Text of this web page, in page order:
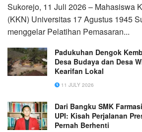
Sukorejo, 11 Juli 2026 – Mahasiswa
(KKN) Universitas 17 Agustus 1945
menggelar Pelatihan Pemasaran...
Padukuhan Dengok
Desa Budaya dan Desa
Kearifan Lokal
11 JULY 2026
Dari Bangku SMK
UPI: Kisah Perjalanan
Pernah Berhenti